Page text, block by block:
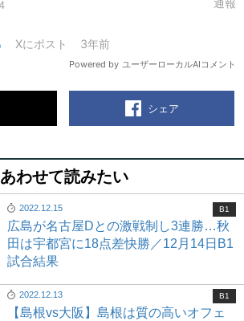
シェア
あわせて読みたい
2022.12.15
広島が名古屋Dとの激戦制し3連勝…秋
田は宇都宮に18点差快勝／12月14日B1
試合結果
B1
2022.12.13
【島根vs大阪】島根は質の高いオフェ
B1